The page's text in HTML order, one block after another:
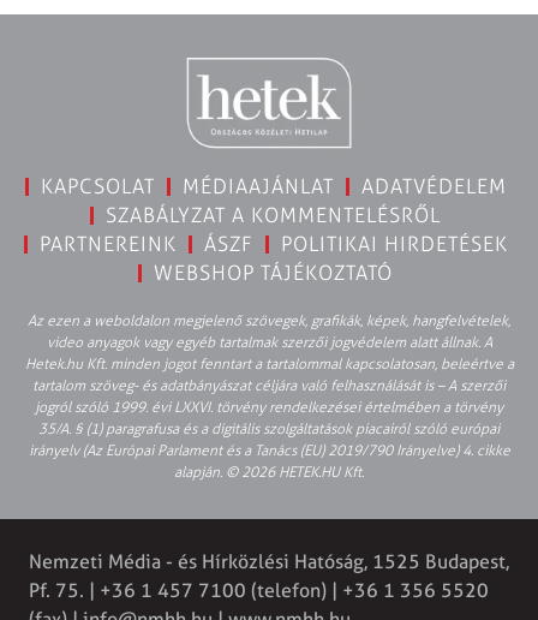
KAPCSOLAT MÉDIAAJÁNLAT
ADATVÉDELEM
SZABÁLYZAT A KOMMENTELÉSRŐL
PARTNEREINK
ÁSZF
POLITIKAI HIRDETÉSEK
WEBSHOP TÁJÉKOZTATÓ
Az ezen a weboldalon megjelenő szövegek, grafikák, képek, hangfelvételek,
video anyagok vagy egyéb tartalmak szerzői jogvédelem alatt állnak. A
Hetek.hu Kft. minden jogot fenntart a tartalommal kapcsolatosan, beleértve a
tartalom szöveg- és adatbányászat céljára való felhasználását is – A szerzői
jogról szóló 1999. évi LXXVI. törvény rendelkezései értelmében a törvény
35/A. § (1) paragrafusa és a digitális szolgáltatások piacairól szóló európai
irányelv (Az Európai Parlament és a Tanács (EU) 2019/790 Irányelve) 4. cikke
alapján. © 2026 HETEK.HU Kft.
Nemzeti Média - és Hírközlési Hatóság, 1525 Budapest,
Pf. 75. | +36 1 457 7100 (telefon) | +36 1 356 5520